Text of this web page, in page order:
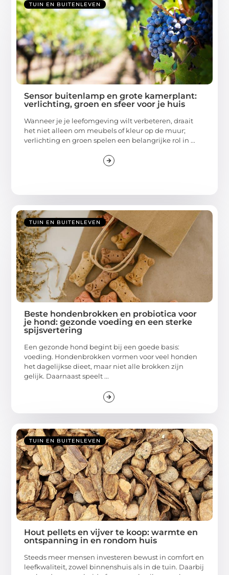
TUIN EN BUITENLEVEN
Sensor buitenlamp en grote kamerplant:
verlichting, groen en sfeer voor je huis
Wanneer je je leefomgeving wilt verbeteren, draait
het niet alleen om meubels of kleur op de muur;
verlichting en groen spelen een belangrijke rol in ...
TUIN EN BUITENLEVEN
Beste hondenbrokken en probiotica voor
je hond: gezonde voeding en een sterke
spijsvertering
Een gezonde hond begint bij een goede basis:
voeding. Hondenbrokken vormen voor veel honden
het dagelijkse dieet, maar niet alle brokken zijn
gelijk. Daarnaast speelt ...
TUIN EN BUITENLEVEN
Hout pellets en vijver te koop: warmte en
ontspanning in en rondom huis
Steeds meer mensen investeren bewust in comfort en
leefkwaliteit, zowel binnenshuis als in de tuin. Daarbij